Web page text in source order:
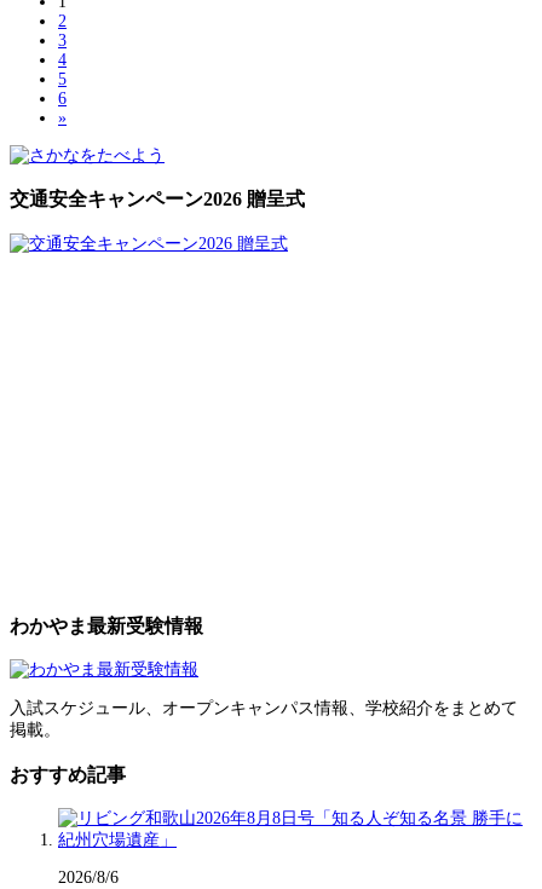
2
3
4
5
6
»
交通安全キャンペーン2026 贈呈式
わかやま最新受験情報
入試スケジュール、オープンキャンパス情報、学校紹介をまとめて
掲載。
おすすめ記事
2026/8/6